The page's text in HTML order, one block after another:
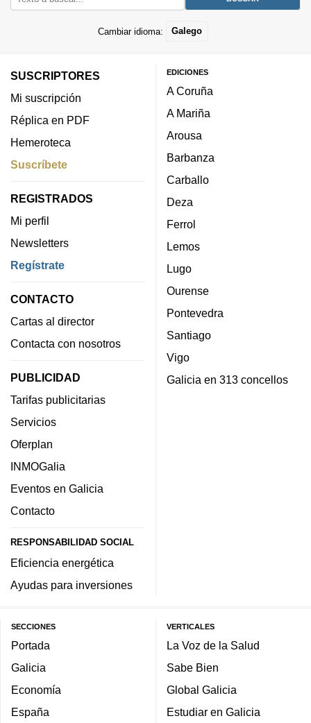
Cambiar idioma: Galego
SUSCRIPTORES
Mi suscripción
Réplica en PDF
Hemeroteca
Suscríbete
REGISTRADOS
Mi perfil
Newsletters
Regístrate
CONTACTO
Cartas al director
Contacta con nosotros
PUBLICIDAD
Tarifas publicitarias
Servicios
Oferplan
INMOGalia
Eventos en Galicia
Contacto
RESPONSABILIDAD SOCIAL
Eficiencia energética
Ayudas para inversiones
EDICIONES
A Coruña
A Mariña
Arousa
Barbanza
Carballo
Deza
Ferrol
Lemos
Lugo
Ourense
Pontevedra
Santiago
Vigo
Galicia en 313 concellos
SECCIONES
Portada
Galicia
Economía
España
VERTICALES
La Voz de la Salud
Sabe Bien
Global Galicia
Estudiar en Galicia